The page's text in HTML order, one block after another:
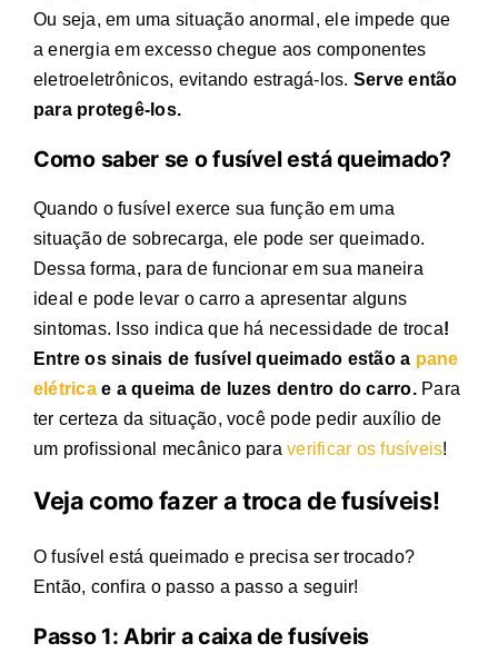
Ou seja, em uma situação anormal, ele impede que
a energia em excesso chegue aos componentes
eletroeletrônicos, evitando estragá-los. Serve então
para protegê-los.
Como saber se o fusível está queimado?
Quando o fusível exerce sua função em uma
situação de sobrecarga, ele pode ser queimado.
Dessa forma, para de funcionar em sua maneira
ideal e pode levar o carro a apresentar alguns
sintomas. Isso indica que há necessidade de troca!
Entre os sinais de fusível queimado estão a pane
elétricae a queima de luzes dentro do carro. Para
ter certeza da situação, você pode pedir auxílio de
um profissional mecânico paraverificar os fusíveis!
Veja como fazer atroca de fusíveis!
O fusível está queimado e precisa ser trocado?
Então, confira o passo a passo a seguir!
Passo 1: Abrir a caixa de fusíveis